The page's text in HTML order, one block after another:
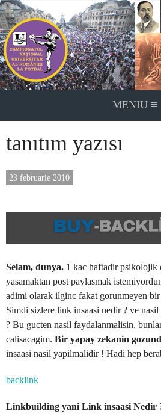
Skip
to
content
MENIU ≡
tanıtım yazısı
23 februarie 2010
Selam, dunya. 1 kac haftadir psikolojik
yasamaktan post paylasmak
adimi olarak ilginc fakat gorunmeyen
Simdi sizlere link insaasi nedir ? ve
? Bu gucten nasil faydalanmalisin,
calisacagim. Bir yapay zekanin
insaasi nasil yapilmalidir ! Hadi hep
backlink
Linkbuilding yani Link insaasi Nedir